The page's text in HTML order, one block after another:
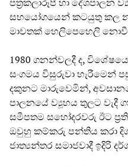
සහයෝගයෙන් කටයුතු කල
මාවතක් හෙලිපෙහෙලි
1980 ගනන්වලදී ද,
සංගමය විසුරුවා හැරීමෙන්
දකුනට මාරුවෙමින්,
පාලනයේ ව්‍යූහය තුලට වැදී
සමීපතම සහෝදරවරු ඊට
ඔවුහු කම්කරු පන්තිය කරා
ජාත්‍යන්තර සමාජවාදී